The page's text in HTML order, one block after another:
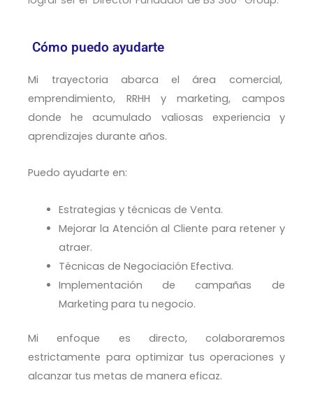
Cómo puedo ayudarte
Mi trayectoria abarca el área comercial,
emprendimiento, RRHH y marketing, campos
donde he acumulado valiosas experiencia y
aprendizajes durante años.
Puedo ayudarte en:
Estrategias y técnicas de Venta.
Mejorar la Atención al Cliente para retener y
atraer.
Técnicas de Negociación Efectiva.
Implementación de campañas de
Marketing para tu negocio.
Mi enfoque es directo, colaboraremos
estrictamente para optimizar tus operaciones y
alcanzar tus metas de manera eficaz.